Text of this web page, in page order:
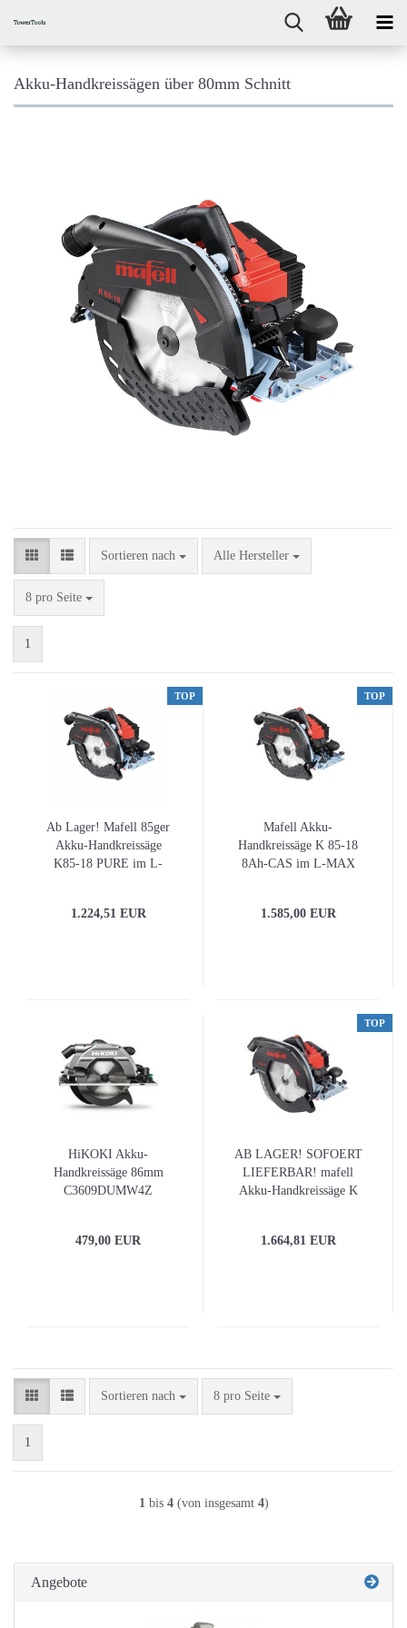
Akku-Handkreissägen über 80mm Schnitt
Sortieren nach
Sortieren nach Alle Hersteller
8 pro Seite
pro Seite
1
TOP
Ab Lager! Mafell 85ger
Akku-Handkreissäge
K85-18 PURE im L-
1.224,51 EUR
TOP
Mafell Akku-
Handkreissäge K 85-18
8Ah-CAS im L-MAX
1.585,00 EUR
HiKOKI Akku-
Handkreissäge 86mm
C3609DUMW4Z
479,00 EUR
TOP
AB LAGER! SOFOERT
LIEFERBAR! mafell
Akku-Handkreissäge K
1.664,81 EUR
Sortieren nach
Sortieren nach 8 pro Seite
pro Seite
1
1bis 4(von insgesamt 4)
Angebote